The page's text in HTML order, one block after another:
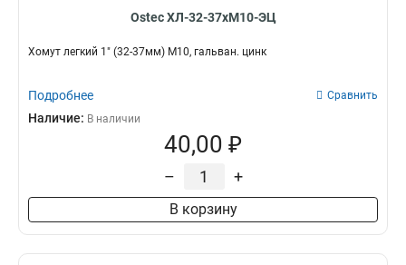
Ostec ХЛ-32-37хМ10-ЭЦ
Хомут легкий 1" (32-37мм) М10, гальван. цинк
Подробнее Сравнить
Наличие: В наличии
40,00 ₽
– +
В корзину